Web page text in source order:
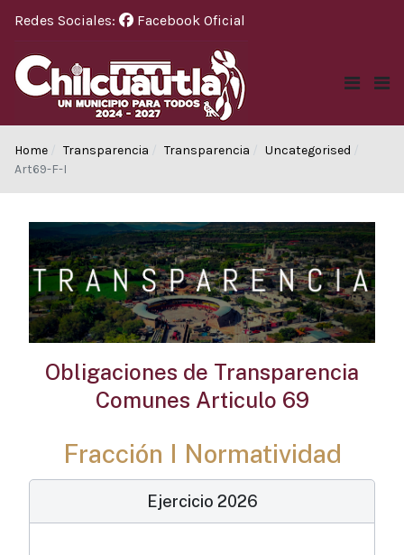
Redes Sociales: Facebook Oficial
Home Transparencia Transparencia
Uncategorised
Art69-F-I
Obligaciones de Transparencia
Comunes Articulo 69
Fracción I Normatividad
Ejercicio 2026